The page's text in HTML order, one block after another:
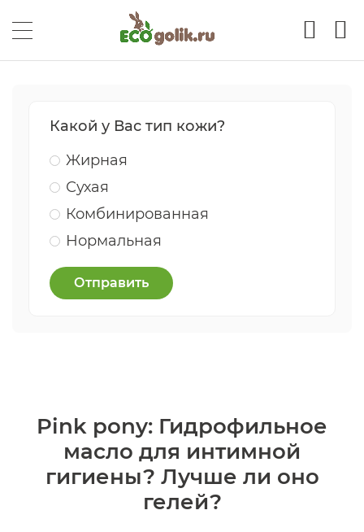
Какой у Вас тип кожи?
Жирная
Сухая
Комбинированная
Нормальная
Отправить
Pink pony: Гидрофильное
масло для интимной
гигиены? Лучше ли оно
гелей?